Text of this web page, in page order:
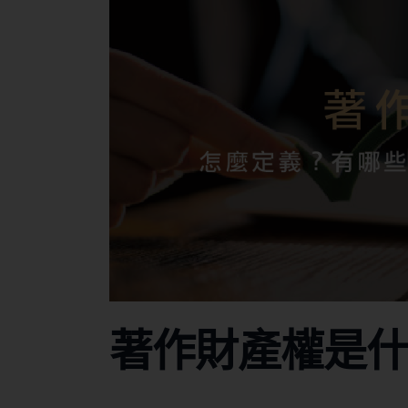
著作財產權是